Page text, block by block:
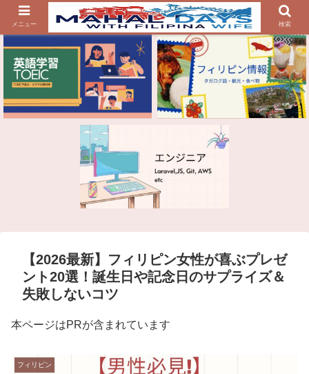
【2026最新】フィリピン女性が喜ぶプレゼ
ント20選！誕生日や記念日のサプライズ＆
失敗しないコツ
本ページはPRが含まれています
フィリピン
メニュー 検索